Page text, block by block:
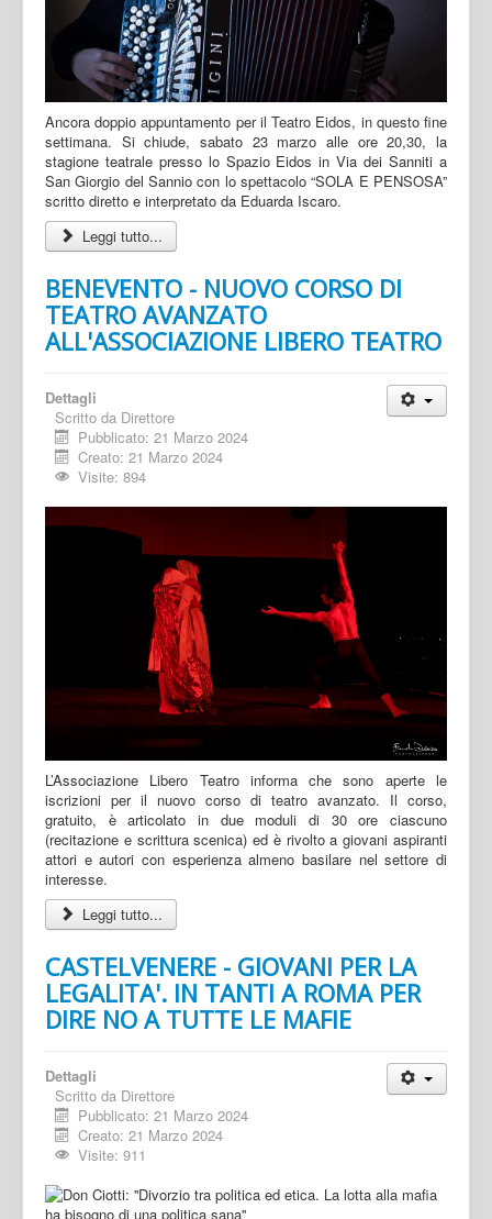
Ancora doppio appuntamento per il Teatro Eidos, in questo fine
settimana. Si chiude, sabato 23 marzo alle ore 20,30, la
stagione teatrale presso lo Spazio Eidos in Via dei Sanniti a
San Giorgio del Sannio con lo spettacolo “SOLA E PENSOSA”
scritto diretto e interpretato da Eduarda Iscaro.
Leggi tutto...
BENEVENTO - NUOVO CORSO DI
TEATRO AVANZATO
ALL'ASSOCIAZIONE LIBERO TEATRO
Dettagli
Scritto da Direttore
Pubblicato: 21 Marzo 2024
Creato: 21 Marzo 2024
Visite: 894
L’Associazione Libero Teatro informa che sono aperte le
iscrizioni per il nuovo corso di teatro avanzato. Il corso,
gratuito, è articolato in due moduli di 30 ore ciascuno
(recitazione e scrittura scenica) ed è rivolto a giovani aspiranti
attori e autori con esperienza almeno basilare nel settore di
interesse.
Leggi tutto...
CASTELVENERE - GIOVANI PER LA
LEGALITA'. IN TANTI A ROMA PER
DIRE NO A TUTTE LE MAFIE
Dettagli
Scritto da Direttore
Pubblicato: 21 Marzo 2024
Creato: 21 Marzo 2024
Visite: 911